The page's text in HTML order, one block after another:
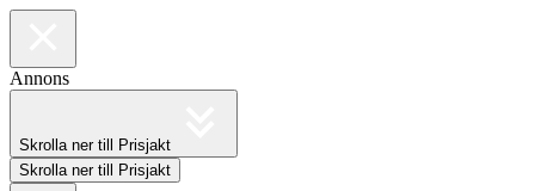
Annons
Skrolla ner till Prisjakt
Skrolla ner till Prisjakt